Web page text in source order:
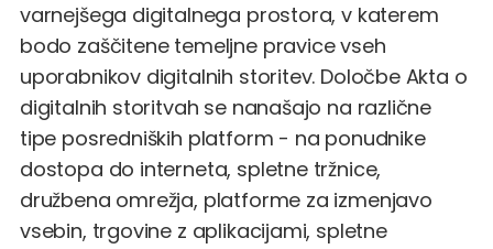
varnejšega digitalnega prostora, v katerem
bodo zaščitene temeljne pravice vseh
uporabnikov digitalnih storitev. Določbe Akta o
digitalnih storitvah se nanašajo na različne
tipe posredniških platform - na ponudnike
dostopa do interneta, spletne tržnice,
družbena omrežja, platforme za izmenjavo
vsebin, trgovine z aplikacijami, spletne